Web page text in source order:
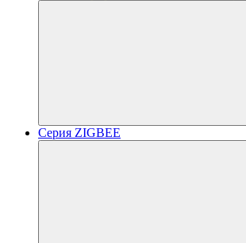
Серия ZIGBEE